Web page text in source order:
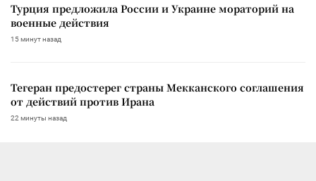
Турция предложила России и Украине мораторий на
военные действия
15 минут назад
Тегеран предостерег страны Мекканского соглашения
от действий против Ирана
22 минуты назад